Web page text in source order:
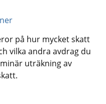
på hur mycket skatt
vilka andra avdrag du
uträkning av